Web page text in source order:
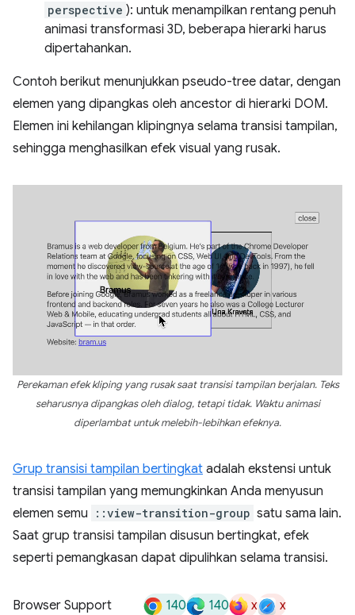
perspective ): untuk menampilkan rentang penuh
animasi transformasi 3D, beberapa hierarki harus
dipertahankan.
Contoh berikut menunjukkan pseudo-tree datar, dengan
elemen yang dipangkas oleh ancestor di hierarki DOM.
Elemen ini kehilangan klipingnya selama transisi tampilan,
sehingga menghasilkan efek visual yang rusak.
Perekaman efek kliping yang rusak saat transisi tampilan berjalan. Teks
seharusnya dipangkas oleh dialog, tetapi tidak. Waktu animasi
diperlambat untuk melebih-lebihkan efeknya.
Grup transisi tampilan bertingkat adalah ekstensi untuk
transisi tampilan yang memungkinkan Anda menyusun
elemen semu
::view-transition-group satu sama lain.
Saat grup transisi tampilan disusun bertingkat, efek
seperti pemangkasan dapat dipulihkan selama transisi.
Browser Support 140 140 x x